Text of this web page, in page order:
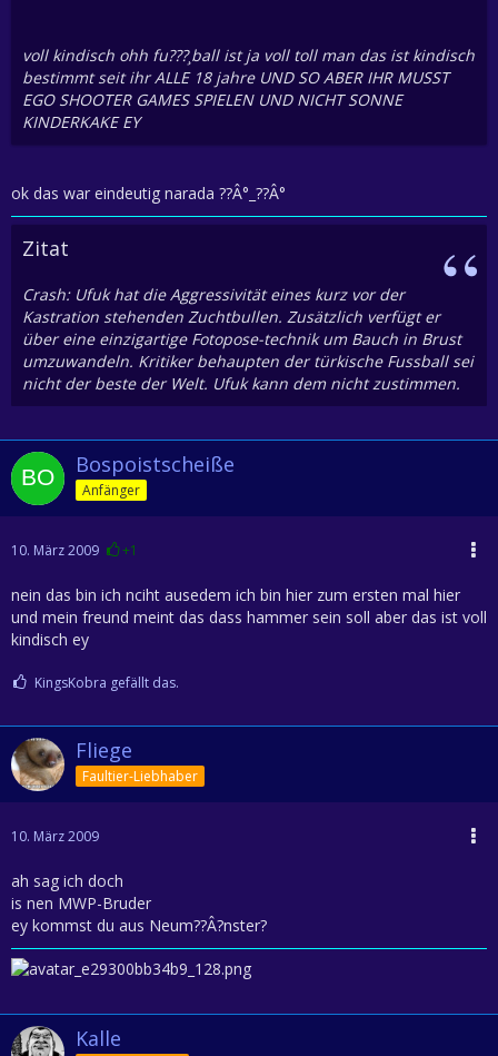
voll kindisch ohh fu???¸ball ist ja voll toll man das ist kindisch
bestimmt seit ihr ALLE 18 jahre UND SO ABER IHR MUSST
EGO SHOOTER GAMES SPIELEN UND NICHT SONNE
KINDERKAKE EY
ok das war eindeutig narada ??Â°_??Â°
Zitat
Crash: Ufuk hat die Aggressivität eines kurz vor der
Kastration stehenden Zuchtbullen. Zusätzlich verfügt er
über eine einzigartige Fotopose-technik um Bauch in Brust
umzuwandeln. Kritiker behaupten der türkische Fussball sei
nicht der beste der Welt. Ufuk kann dem nicht zustimmen.
Bospoistscheiße
Anfänger
10. März 2009 +1
nein das bin ich nciht ausedem ich bin hier zum ersten mal hier
und mein freund meint das dass hammer sein soll aber das ist voll
kindisch ey
KingsKobra gefällt das.
Fliege
Faultier-Liebhaber
10. März 2009
ah sag ich doch
is nen MWP-Bruder
ey kommst du aus Neum??Â?nster?
Kalle